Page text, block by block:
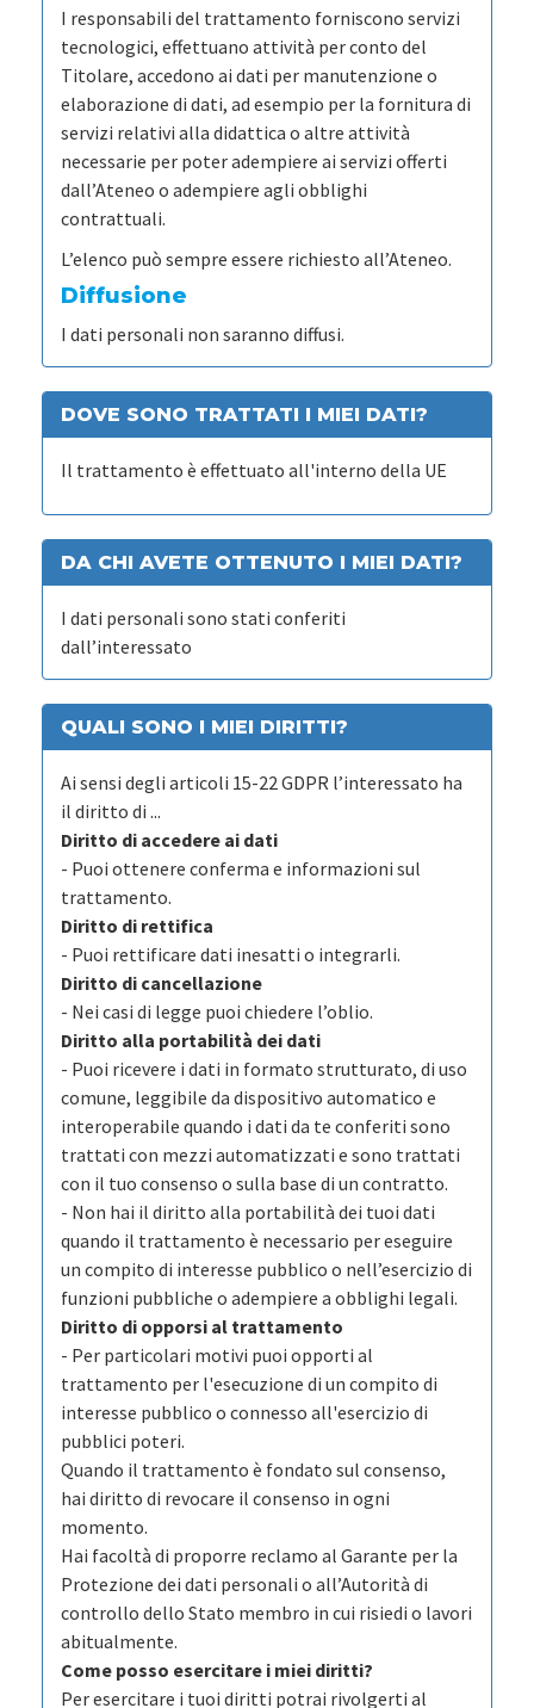
I responsabili del trattamento forniscono servizi
tecnologici, effettuano attività per conto del
Titolare, accedono ai dati per manutenzione o
elaborazione di dati, ad esempio per la fornitura di
servizi relativi alla didattica o altre attività
necessarie per poter adempiere ai servizi offerti
dall’Ateneo o adempiere agli obblighi
contrattuali.
L’elenco può sempre essere richiesto all’Ateneo.
Diffusione
I dati personali non saranno diffusi.
DOVE SONO TRATTATI I MIEI DATI?
Il trattamento è effettuato all'interno della UE
DA CHI AVETE OTTENUTO I MIEI DATI?
I dati personali sono stati conferiti
dall’interessato
QUALI SONO I MIEI DIRITTI?
Ai sensi degli articoli 15-22 GDPR l’interessato ha
il diritto di ...
Diritto di accedere ai dati
- Puoi ottenere conferma e informazioni sul
trattamento.
Diritto di rettifica
- Puoi rettificare dati inesatti o integrarli.
Diritto di cancellazione
- Nei casi di legge puoi chiedere l’oblio.
Diritto alla portabilità dei dati
- Puoi ricevere i dati in formato strutturato, di uso
comune, leggibile da dispositivo automatico e
interoperabile quando i dati da te conferiti sono
trattati con mezzi automatizzati e sono trattati
con il tuo consenso o sulla base di un contratto.
- Non hai il diritto alla portabilità dei tuoi dati
quando il trattamento è necessario per eseguire
un compito di interesse pubblico o nell’esercizio di
funzioni pubbliche o adempiere a obblighi legali.
Diritto di opporsi al trattamento
- Per particolari motivi puoi opporti al
trattamento per l'esecuzione di un compito di
interesse pubblico o connesso all'esercizio di
pubblici poteri.
Quando il trattamento è fondato sul consenso,
hai diritto di revocare il consenso in ogni
momento.
Hai facoltà di proporre reclamo al Garante per la
Protezione dei dati personali o all’Autorità di
controllo dello Stato membro in cui risiedi o lavori
abitualmente.
Come posso esercitare i miei diritti?
Per esercitare i tuoi diritti potrai rivolgerti al